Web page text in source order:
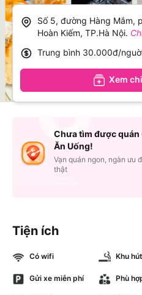
Tiện ích
Có wifi Khu
Gửi xe miễn phí Phù
Số 5, đường Hàng Mắm,
Hoàn Kiếm, TP.Hà Nội.
Trung bình 30.000đ/
Xem
Chưa tìm được quán
Ăn Uống!
Vạn quán ngon, ngàn ưu
thật